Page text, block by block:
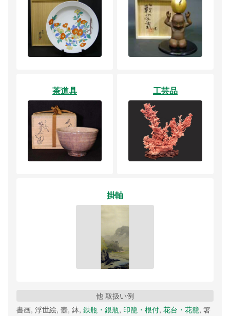
茶道具 工芸品
掛軸
他 取扱い例
書画, 浮世絵, 壺, 鉢, 鉄瓶・銀瓶, 印籠・根付, 花台・花籠, 箸